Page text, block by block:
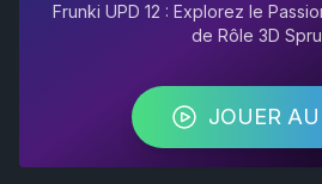
Frunki UPD 12 : Explorez le
de Rôle 3D
JOUER